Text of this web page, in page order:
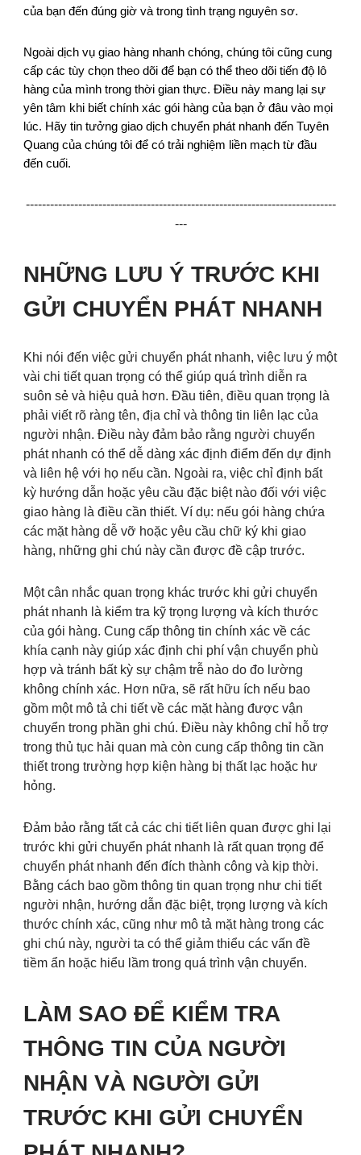
của bạn đến đúng giờ và trong tình trạng nguyên sơ.
Ngoài dịch vụ giao hàng nhanh chóng, chúng tôi cũng cung
cấp các tùy chọn theo dõi để bạn có thể theo dõi tiến độ lô
hàng của mình trong thời gian thực. Điều này mang lại sự
yên tâm khi biết chính xác gói hàng của bạn ở đâu vào mọi
lúc. Hãy tin tưởng giao dịch chuyển phát nhanh đến Tuyên
Quang của chúng tôi để có trải nghiệm liền mạch từ đầu
đến cuối.
-----------------------------------------------------------------------------
---
NHỮNG LƯU Ý TRƯỚC KHI
GỬI CHUYỂN PHÁT NHANH
Khi nói đến việc gửi chuyển phát nhanh, việc lưu ý một
vài chi tiết quan trọng có thể giúp quá trình diễn ra
suôn sẻ và hiệu quả hơn. Đầu tiên, điều quan trọng là
phải viết rõ ràng tên, địa chỉ và thông tin liên lạc của
người nhận. Điều này đảm bảo rằng người chuyển
phát nhanh có thể dễ dàng xác định điểm đến dự định
và liên hệ với họ nếu cần. Ngoài ra, việc chỉ định bất
kỳ hướng dẫn hoặc yêu cầu đặc biệt nào đối với việc
giao hàng là điều cần thiết. Ví dụ: nếu gói hàng chứa
các mặt hàng dễ vỡ hoặc yêu cầu chữ ký khi giao
hàng, những ghi chú này cần được đề cập trước.
Một cân nhắc quan trọng khác trước khi gửi chuyển
phát nhanh là kiểm tra kỹ trọng lượng và kích thước
của gói hàng. Cung cấp thông tin chính xác về các
khía cạnh này giúp xác định chi phí vận chuyển phù
hợp và tránh bất kỳ sự chậm trễ nào do đo lường
không chính xác. Hơn nữa, sẽ rất hữu ích nếu bao
gồm một mô tả chi tiết về các mặt hàng được vận
chuyển trong phần ghi chú. Điều này không chỉ hỗ trợ
trong thủ tục hải quan mà còn cung cấp thông tin cần
thiết trong trường hợp kiện hàng bị thất lạc hoặc hư
hỏng.
Đảm bảo rằng tất cả các chi tiết liên quan được ghi lại
trước khi gửi chuyển phát nhanh là rất quan trọng để
chuyển phát nhanh đến đích thành công và kịp thời.
Bằng cách bao gồm thông tin quan trọng như chi tiết
người nhận, hướng dẫn đặc biệt, trọng lượng và kích
thước chính xác, cũng như mô tả mặt hàng trong các
ghi chú này, người ta có thể giảm thiểu các vấn đề
tiềm ẩn hoặc hiểu lầm trong quá trình vận chuyển.
LÀM SAO ĐỂ KIỂM TRA
THÔNG TIN CỦA NGƯỜI
NHẬN VÀ NGƯỜI GỬI
TRƯỚC KHI GỬI CHUYỂN